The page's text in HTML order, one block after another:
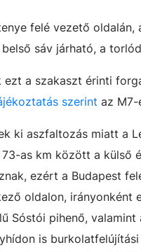
felé vezető
sáv járható, a
ezt a szakaszt érinti
szerint az
ki aszfaltozás miatt a
as km között a külső
ezért a Budapest
oldalon, irányonként
Sóstói pihenő,
is